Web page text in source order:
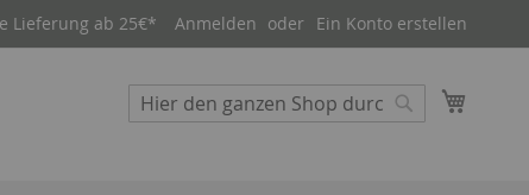
Lieferung ab 25€* Anmelden Ein Konto erstellen
Suche